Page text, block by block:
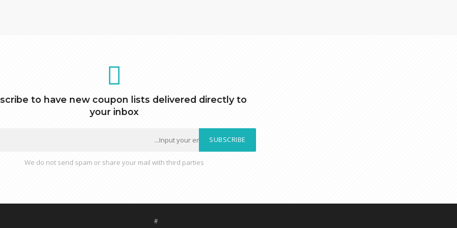
to have new coupon lists delivered directly to
your inbox
SUBSCRIBE
We do not send spam or share your mail with third parties
#